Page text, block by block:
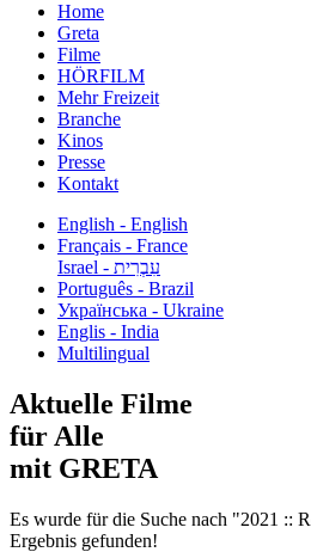
Home
Greta
Filme
HÖRFILM
Mehr Freizeit
Branche
Kinos
Presse
Kontakt
English - English
Français - France
עִבְרִית - Israel
Português - Brazil
Українська - Ukraine
Englis - India
Multilingual
Aktuelle Filme
für Alle
mit GRETA
Es wurde für die Suche nach "2021 ::
Ergebnis gefunden!